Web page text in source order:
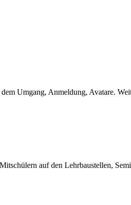
Umgang, Anmeldung, Avatare.
auf den Lehrbaustellen,